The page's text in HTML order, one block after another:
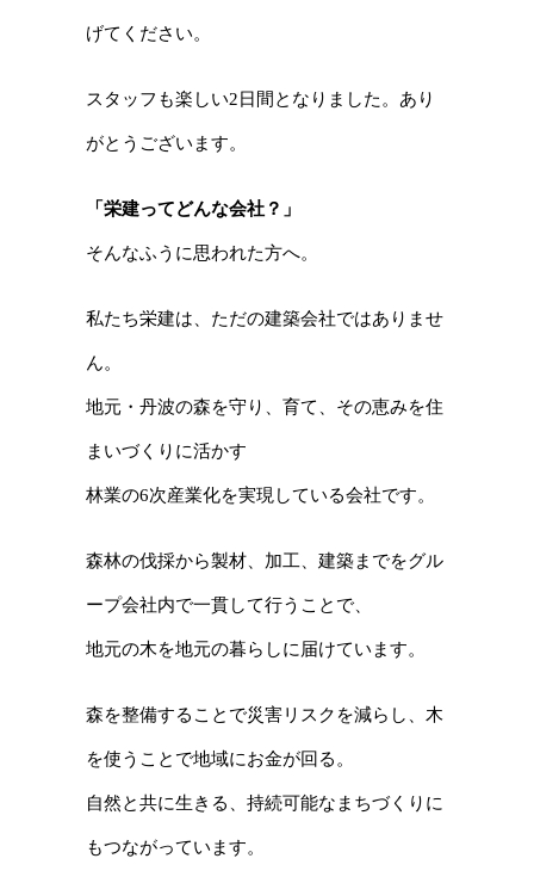
げてください。
スタッフも楽しい2日間となりました。あり
がとうございます。
「栄建ってどんな会社？」
そんなふうに思われた方へ。
私たち栄建は、ただの建築会社ではありませ
ん。
地元・丹波の森を守り、育て、その恵みを住
まいづくりに活かす
林業の6次産業化を実現している会社です。
森林の伐採から製材、加工、建築までをグル
ープ会社内で一貫して行うことで、
地元の木を地元の暮らしに届けています。
森を整備することで災害リスクを減らし、木
を使うことで地域にお金が回る。
自然と共に生きる、持続可能なまちづくりに
もつながっています。